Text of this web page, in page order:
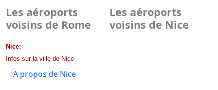
Les aéroports
voisins de Rome
Les aéroports
voisins de Nice
Nice:
Infos sur la ville de Nice
A propos de Nice